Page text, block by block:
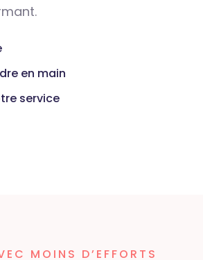
en main
service
MOINS D’EFFORTS